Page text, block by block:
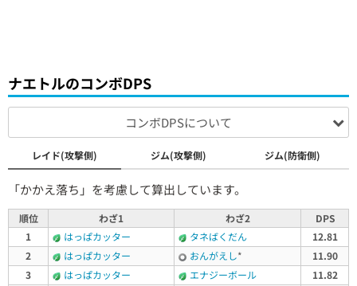
ナエトルのコンボDPS
コンボDPSについて
レイド(攻撃側) ジム(攻撃側) ジム(防衛側)
「かかえ落ち」を考慮して算出しています。
順位 わざ1 わざ2
DPS
1
はっぱカッター タネばくだん
12.81
2
はっぱカッター おんがえし*
11.90
3
はっぱカッター エナジーボール
11.82